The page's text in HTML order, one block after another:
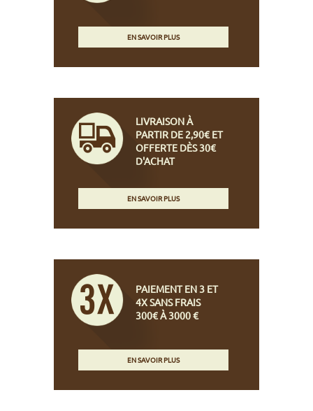
EN SAVOIR PLUS
LIVRAISON À
PARTIR DE 2,90€ ET
OFFERTE DÈS 30€
D'ACHAT
EN SAVOIR PLUS
PAIEMENT EN 3 ET
4X SANS FRAIS
300€ À 3000 €
EN SAVOIR PLUS